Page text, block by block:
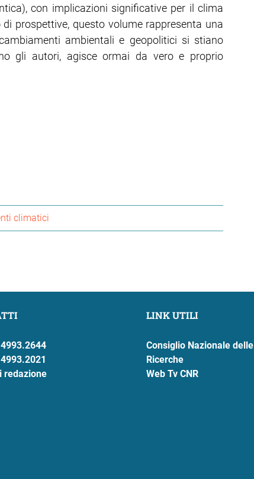
con implicazioni significative per il clima
prospettive, questo volume rappresenta una
ambientali e geopolitici si stiano
gli autori, agisce ormai da vero e proprio
climatici
redazione
LINK UTILI
Consiglio Nazionale delle
Ricerche
Web Tv CNR